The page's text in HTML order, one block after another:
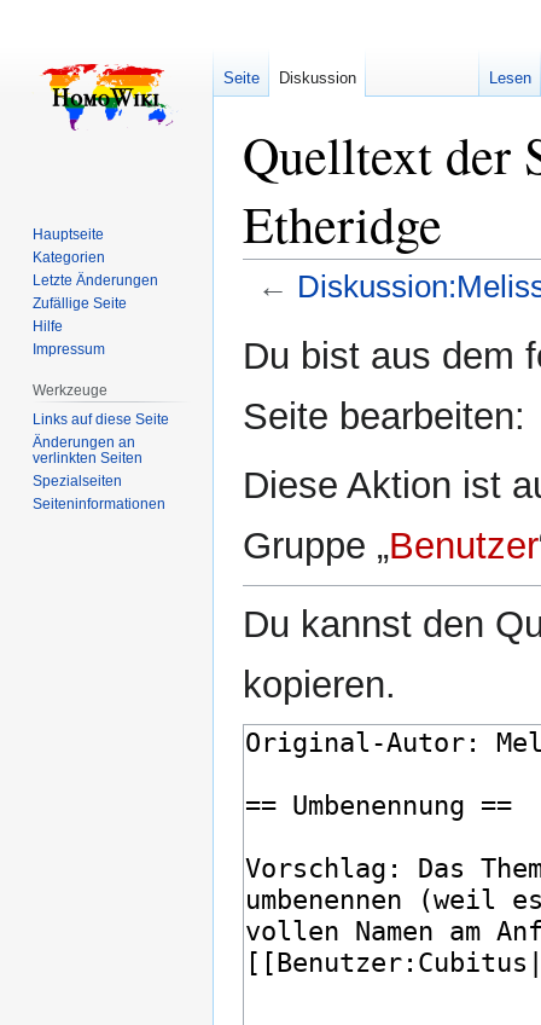
Quelltext der
Etheridge
←
Navigation
Suche
Du bist aus dem
Seite bearbeiten:
Diese Aktion ist
Gruppe „Benutzer
Du kannst den
kopieren.
Seite Diskussion Lesen
Hauptseite
Kategorien
Letzte Änderungen
Zufällige Seite
Hilfe
Impressum
Werkzeuge
Links auf diese Seite
Änderungen an
verlinkten Seiten
Spezialseiten
Seiten­­informationen